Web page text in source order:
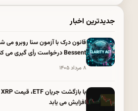
جدیدترین اخبار
قانون درک با آزمون سنا روبرو می
Bessent درخواست رأی گیری می کند
۸ مرداد ۱۴۰۵
افزایش می یابد